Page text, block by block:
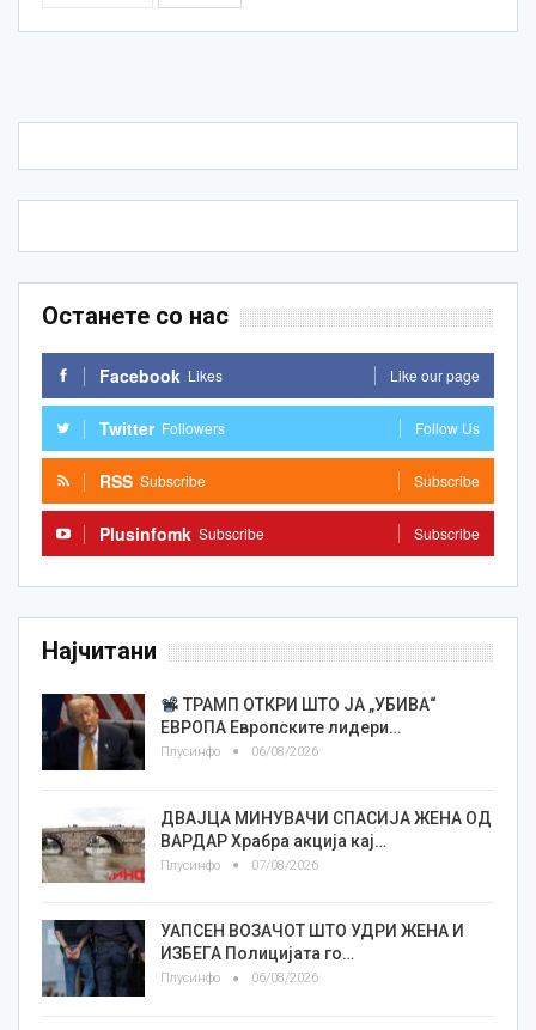
Останете со нас
Facebook Likes Like our page
Twitter Followers Follow Us
RSS Subscribe Subscribe
Plusinfomk Subscribe Subscribe
Најчитани
ТРАМП ОТКРИ ШТО ЈА „УБИВА“
ЕВРОПА Европските лидери…
Плусинфо 06/08/2026
ДВАЈЦА МИНУВАЧИ СПАСИЈА ЖЕНА ОД
ВАРДАР Храбра акција кај…
Плусинфо 07/08/2026
УАПСЕН ВОЗАЧОТ ШТО УДРИ ЖЕНА И
ИЗБЕГА Полицијата го…
Плусинфо 06/08/2026